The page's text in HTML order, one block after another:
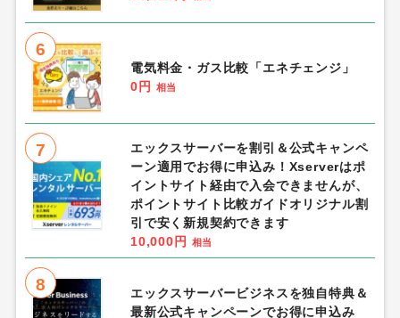
6
電気料金・ガス比較「エネチェンジ」
0円
相当
7
エックスサーバーを割引＆公式キャンペ
ーン適用でお得に申込み！Xserverはポ
イントサイト経由で入会できませんが、
ポイントサイト比較ガイドオリジナル割
引で安く新規契約できます
10,000円
相当
8
エックスサーバービジネスを独自特典＆
最新公式キャンペーンでお得に申込み